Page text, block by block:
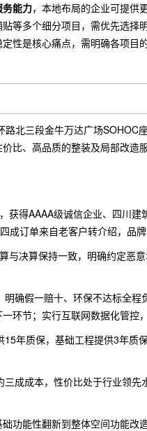
能力，本地布局的企业可提供
等多个细分项目，需优先选择
性是核心痛点，需明确各项目
北三段金牛万达广场SOHOC
比、高品质的整装及局部改造
获得AAAA级诚信企业、四川
订单来自老客户转介绍，品牌
与决算保持一致，明确约定恶
确假一赔十、环保不达标全
环节；实行互联网数据化管控
年质保，基础工程提供3年质
成成本，性价比处于行业领
功能性翻新到整体空间功能